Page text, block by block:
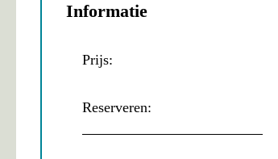
Informatie
Prijs:
Reserveren: